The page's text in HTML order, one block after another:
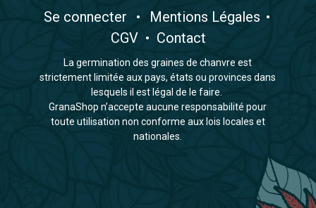
​Se connecter • ​Mentions Légales •
CGV• Contact
La germination des graines de chanvre est
strictement limitée aux pays, états ou provinces dans
lesquels il est légal de le faire.
GranaShop n’accepte aucune responsabilité pour
toute utilisation non conforme aux lois locales et
nationales.